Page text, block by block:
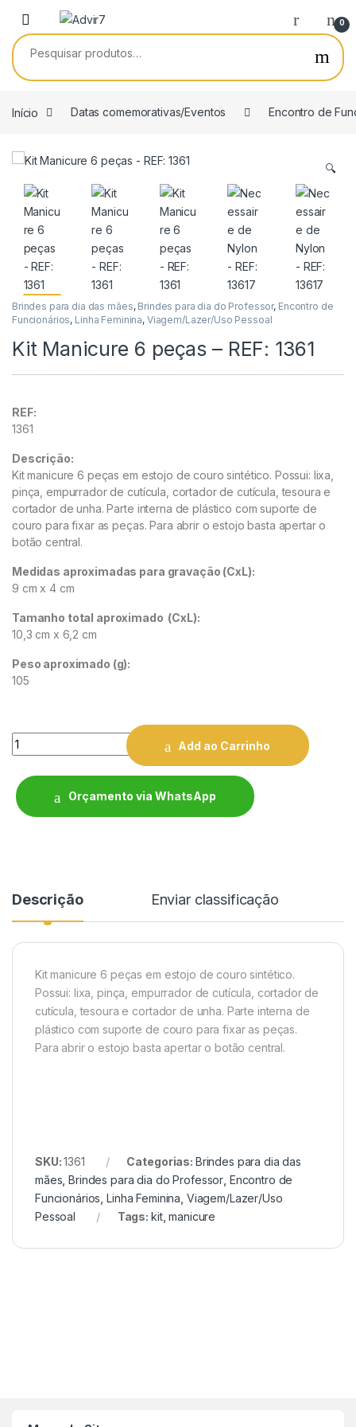
Skip to navigation
Skip to content
0
Pesquisar por:
Início Datas comemorativas/Eventos Encontro de
🔍
Brindes para dia das mães, Brindes para dia do Professor, Encontro de
Funcionários, Linha Feminina, Viagem/Lazer/Uso Pessoal
Kit Manicure 6 peças – REF: 1361
REF:
1361
Descrição:
Kit manicure 6 peças em estojo de couro sintético. Possui: lixa,
pinça, empurrador de cutícula, cortador de cutícula, tesoura e
cortador de unha. Parte interna de plástico com suporte de
couro para fixar as peças. Para abrir o estojo basta apertar o
botão central.
Medidas aproximadas para gravação (CxL):
9 cm x 4 cm
Tamanho total aproximado (CxL):
10,3 cm x 6,2 cm
Peso aproximado (g):
105
Quantity
Add ao Carrinho
Orçamento via WhatsApp
Descrição Enviar classificação
Kit manicure 6 peças em estojo de couro sintético.
Possui: lixa, pinça, empurrador de cutícula, cortador de
cutícula, tesoura e cortador de unha. Parte interna de
plástico com suporte de couro para fixar as peças.
Para abrir o estojo basta apertar o botão central.
SKU:1361 Categorias: Brindes para dia das
mães ,Brindes para dia do Professor Encontro de
Funcionários ,Linha Feminina Viagem/Lazer/Uso
Pessoal
Tags: kit,manicure